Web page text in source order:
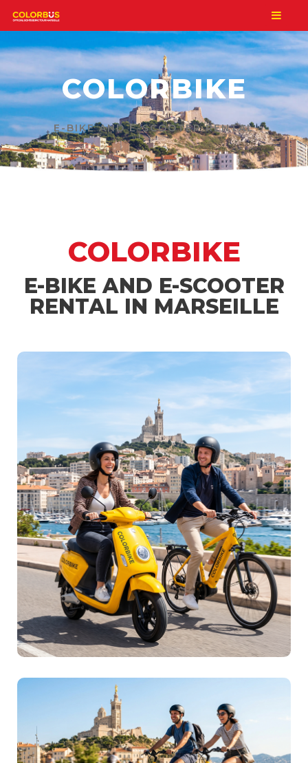
COLORBIKE
E-BIKE AND E-SCOOTER RENTAL
COLORBIKE
E-BIKE AND E-SCOOTER
RENTAL IN MARSEILLE